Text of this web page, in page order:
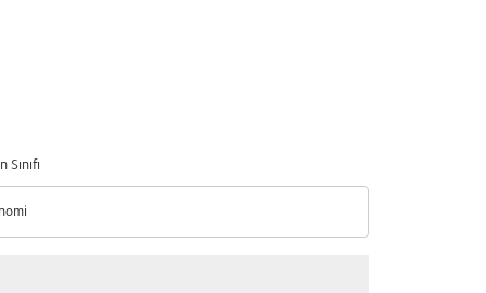
Sınıfı
Sınıfı option Ekonomi Selected